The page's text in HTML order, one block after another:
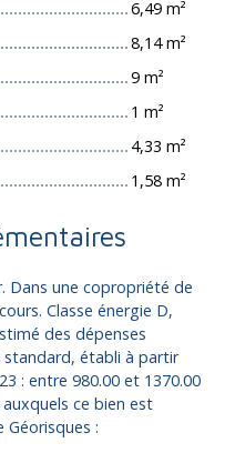
6,49 m²
8,14 m²
9 m²
1 m²
4,33 m²
1,58 m²
Dans une copropriété de
Classe énergie D,
des dépenses
standard, établi à partir
: entre 980.00 et 1370.00
ce bien est
: